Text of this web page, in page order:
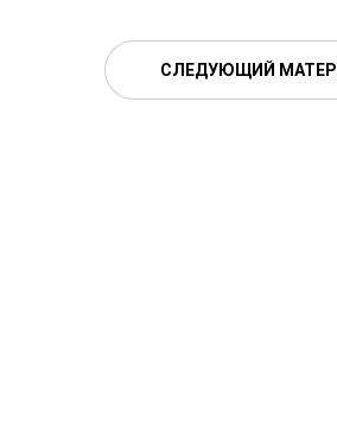
СЛЕДУЮЩИЙ